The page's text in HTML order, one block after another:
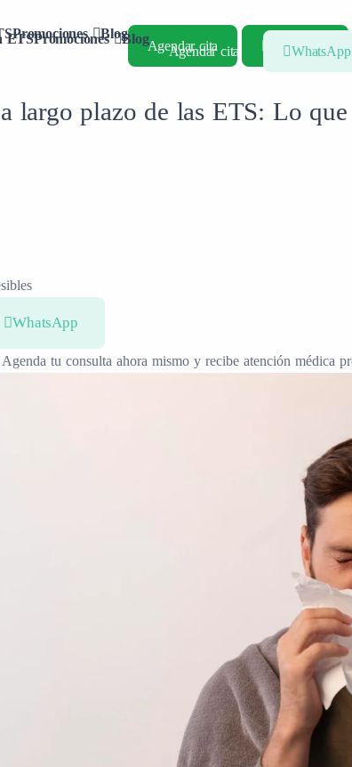
Promociones Blog
Agendar cita
WhatsApp
ETSPromociones Blog
Agendar cita
WhatsApp
largo plazo de las ETS: Lo que
WhatsApp
tu consulta ahora mismo y recibe atención médica